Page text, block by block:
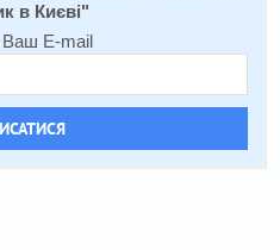
в Києві"
Ваш E-mail